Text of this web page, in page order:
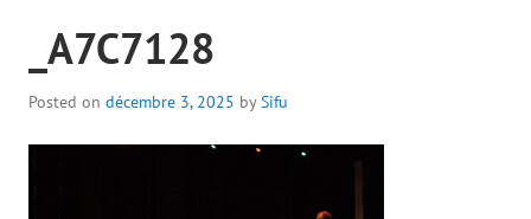
_A7C7128
Posted on décembre 3, 2025 bySifu